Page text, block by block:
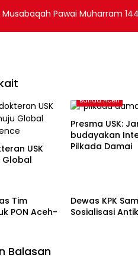
Musabaqah Pawai Muharram
USK
Global
Banda Aceh
Presma USK:
budayakan
Pilkada Damai
Tim
PON Aceh-
Dewas KPK
Sosialisasi
Balasan